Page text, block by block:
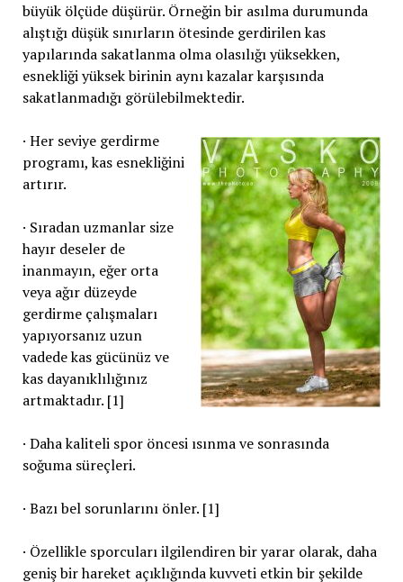
büyük ölçüde düşürür. Örneğin bir asılma durumunda
alıştığı düşük sınırların ötesinde gerdirilen kas
yapılarında sakatlanma olma olasılığı yüksekken,
esnekliği yüksek birinin aynı kazalar karşısında
sakatlanmadığı görülebilmektedir.
· Her seviye gerdirme
programı, kas esnekliğini
artırır.
· Sıradan uzmanlar size
hayır deseler de
inanmayın, eğer orta
veya ağır düzeyde
gerdirme çalışmaları
yapıyorsanız uzun
vadede kas gücünüz ve
kas dayanıklılığınız
artmaktadır. [1]
· Daha kaliteli spor öncesi ısınma ve sonrasında
soğuma süreçleri.
· Bazı bel sorunlarını önler. [1]
· Özellikle sporcuları ilgilendiren bir yarar olarak, daha
geniş bir hareket açıklığında kuvveti etkin bir şekilde